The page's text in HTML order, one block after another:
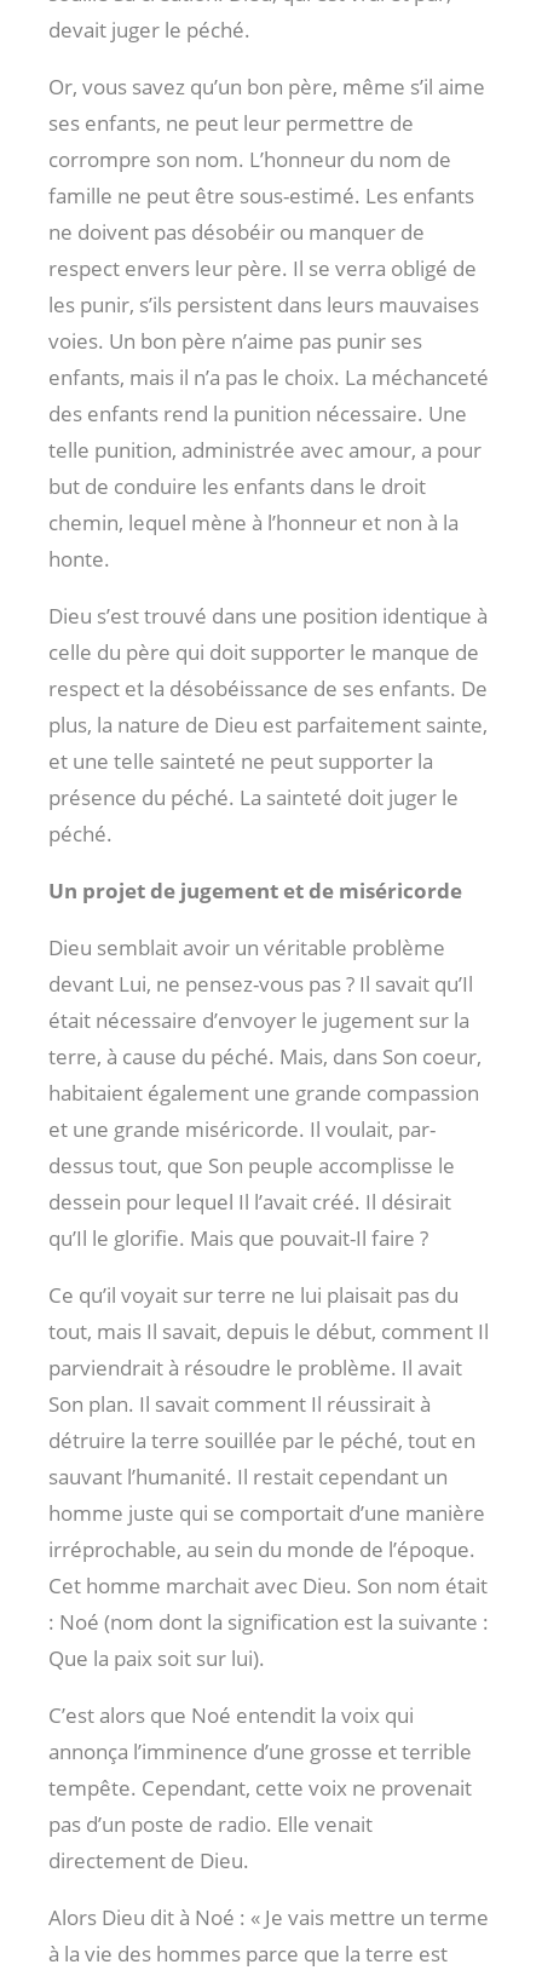
devait juger le péché.
Or, vous savez qu’un bon père, même s’il aime
ses enfants, ne peut leur permettre de
corrompre son nom. L’honneur du nom de
famille ne peut être sous-estimé. Les enfants
ne doivent pas désobéir ou manquer de
respect envers leur père. Il se verra obligé de
les punir, s’ils persistent dans leurs mauvaises
voies. Un bon père n’aime pas punir ses
enfants, mais il n’a pas le choix. La méchanceté
des enfants rend la punition nécessaire. Une
telle punition, administrée avec amour, a pour
but de conduire les enfants dans le droit
chemin, lequel mène à l’honneur et non à la
honte.
Dieu s’est trouvé dans une position identique à
celle du père qui doit supporter le manque de
respect et la désobéissance de ses enfants. De
plus, la nature de Dieu est parfaitement sainte,
et une telle sainteté ne peut supporter la
présence du péché. La sainteté doit juger le
péché.
Un projet de jugement et de miséricorde
Dieu semblait avoir un véritable problème
devant Lui, ne pensez-vous pas ? Il savait qu’Il
était nécessaire d’envoyer le jugement sur la
terre, à cause du péché. Mais, dans Son coeur,
habitaient également une grande compassion
et une grande miséricorde. Il voulait, par-
dessus tout, que Son peuple accomplisse le
dessein pour lequel Il l’avait créé. Il désirait
qu’Il le glorifie. Mais que pouvait-Il faire ?
Ce qu’il voyait sur terre ne lui plaisait pas du
tout, mais Il savait, depuis le début, comment Il
parviendrait à résoudre le problème. Il avait
Son plan. Il savait comment Il réussirait à
détruire la terre souillée par le péché, tout en
sauvant l’humanité. Il restait cependant un
homme juste qui se comportait d’une manière
irréprochable, au sein du monde de l’époque.
Cet homme marchait avec Dieu. Son nom était
: Noé (nom dont la signification est la suivante :
Que la paix soit sur lui).
C’est alors que Noé entendit la voix qui
annonça l’imminence d’une grosse et terrible
tempête. Cependant, cette voix ne provenait
pas d’un poste de radio. Elle venait
directement de Dieu.
Alors Dieu dit à Noé : « Je vais mettre un terme
à la vie des hommes parce que la terre est